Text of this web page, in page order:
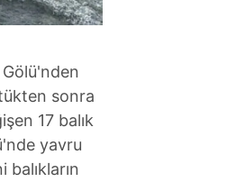
Gölü'nden
sonra
17 balık
yavru